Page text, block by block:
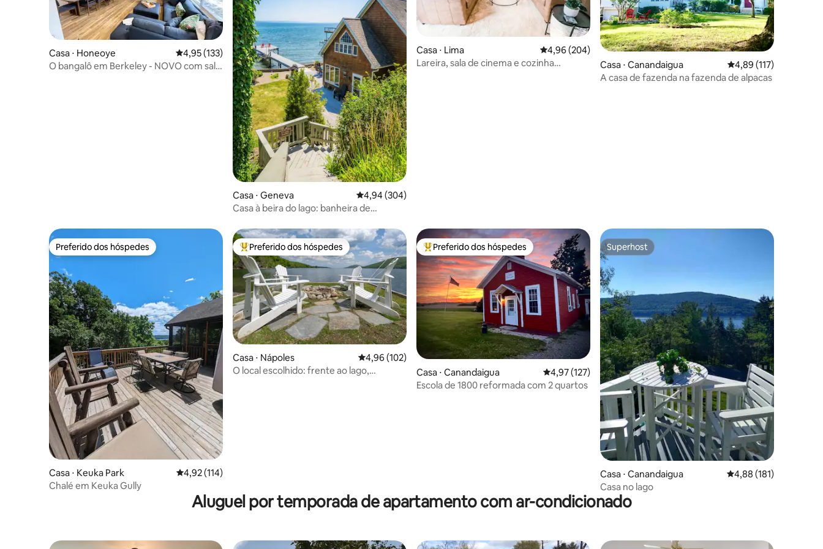
Casa ⋅ Honeoye 4,95 de uma avaliação média de 5, 133 avaliações
4,95 (133)
O bangalô em Berkeley - NOVO com sala
Casa ⋅ Geneva 4,94 de uma avaliação média de 5, 304 avaliações
4,94 (304)
Casa à beira do lago: banheira de
Casa ⋅ Lima 4,96 de uma avaliação média de 5, 204 avaliações
4,96 (204)
Lareira, sala de cinema e cozinha
Casa ⋅ Canandaigua 4,89 de uma avaliação
4,89 (117)
A casa de fazenda na fazenda de alpacas
Preferido dos hóspedes
Preferido dos hóspedes
Casa ⋅ Keuka Park 4,92 de uma avaliação média de 5, 114 avaliações
4,92 (114)
Chalé em Keuka Gully
Entre os melhores preferidos dos hóspedes
Preferido dos hóspedes
Casa ⋅ Nápoles 4,96 de uma avaliação média de 5, 102 avaliações
4,96 (102)
O local escolhido: frente ao lago,
Entre os melhores preferidos dos hóspedes
Preferido dos hóspedes
Casa ⋅ Canandaigua 4,97 de uma avaliação média de 5, 127 avaliações
4,97 (127)
Escola de 1800 reformada com 2 quartos
Superhost
Superhost
Casa ⋅ Canandaigua 4,88 de uma avaliação
4,88 (181)
Casa no lago
Aluguel por temporada de apartamento com ar-condicionado